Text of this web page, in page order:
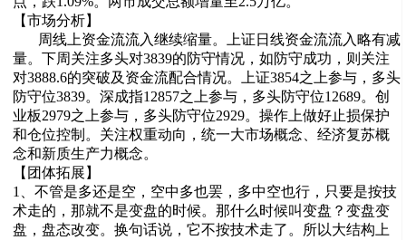
【市场分析】
周线上资金流流入继续缩量。上证日线资金流流入略有减
量。下周关注多头对3839的防守情况，如防守成功，则关注
对3888.6的突破及资金流配合情况。上证3854之上参与，多头
防守位3839。深成指12857之上参与，多头防守位12689。创
业板2979之上参与，多头防守位2929。操作上做好止损保护
和仓位控制。关注权重动向，统一大市场概念、经济复苏概
念和新质生产力概念。
【团体拓展】
1、不管是多还是空，空中多也罢，多中空也行，只要是按技
术走的，那就不是变盘的时候。那什么时候叫变盘？变盘变
盘，盘态改变。换句话说，它不按技术走了。所以大结构上